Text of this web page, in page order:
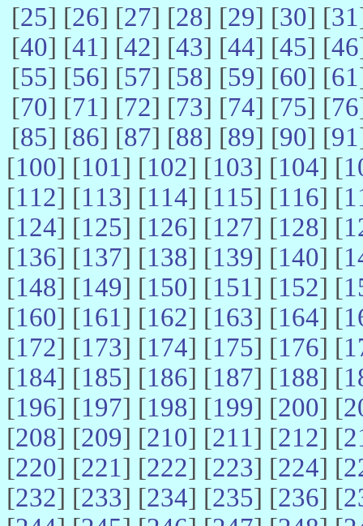
[25] [26] [27] [28] [29] [30] [31
[40] [41] [42] [43] [44] [45] [46
[55] [56] [57] [58] [59] [60] [61
[70] [71] [72] [73] [74] [75] [76
[85] [86] [87] [88] [89] [90] [91
[100] [101] [102] [103] [104] [
[112] [113] [114] [115] [116] [
[124] [125] [126] [127] [128] [
[136] [137] [138] [139] [140] [
[148] [149] [150] [151] [152] [
[160] [161] [162] [163] [164] [
[172] [173] [174] [175] [176] [
[184] [185] [186] [187] [188] [
[196] [197] [198] [199] [200] [
[208] [209] [210] [211] [212] [
[220] [221] [222] [223] [224] [
[232] [233] [234] [235] [236] [